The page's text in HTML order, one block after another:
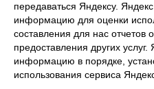
передаваться Яндексу.
информацию для оценки
составления для нас отчетов
предоставления других
информацию в порядке,
использования сервиса